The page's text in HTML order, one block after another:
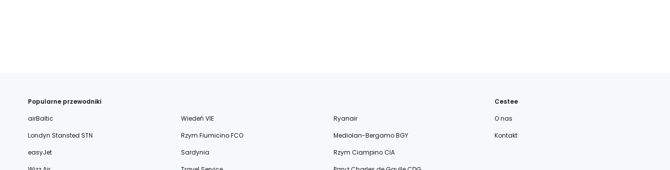
Popularne przewodniki
airBaltic
Wiedeń VIE
Ryanair
Londyn Stansted STN
Rzym Fiumicino FCO
Mediolan-Bergamo BGY
easyJet
Sardynia
Rzym Ciampino CIA
Cestee
O nas
Kontakt